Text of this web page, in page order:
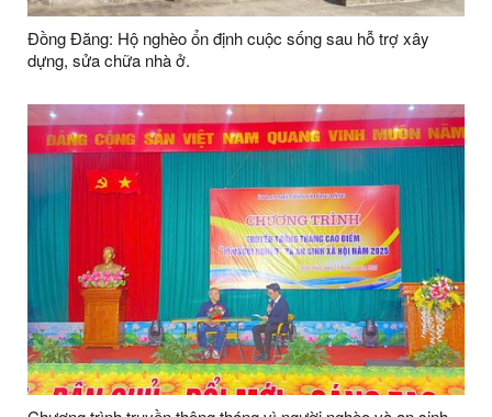
Đồng Đăng: Hộ nghèo ổn định cuộc sống sau hỗ trợ xây
dựng, sửa chữa nhà ở.